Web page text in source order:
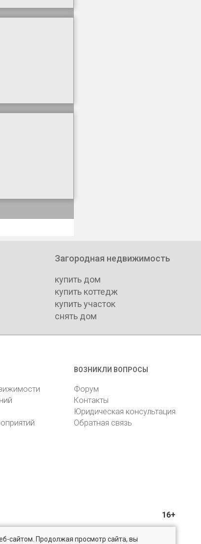
Загородная недвижимость
купить дом
купить коттедж
купить участок
снять дом
ВОЗНИКЛИ ВОПРОСЫ
Форум
Контакты
Юридическая консультация
Обратная связь
16+
сайтом. Продолжая просмотр сайта, вы